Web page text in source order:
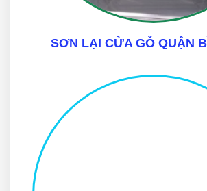
SƠN LẠI CỬA GỖ QUẬN